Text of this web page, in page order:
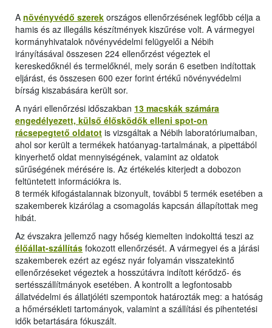
A növényvédő szerek országos ellenőrzésének legfőbb célja a
hamis és az illegális készítmények kiszűrése volt. A vármegyei
kormányhivatalok növényvédelmi felügyelői a Nébih
irányításával összesen 224 ellenőrzést végeztek el
kereskedőknél és termelőknél, mely során 6 esetben indítottak
eljárást, és összesen 600 ezer forint értékű növényvédelmi
bírság kiszabására került sor.
A nyári ellenőrzési időszakban 13 macskák számára
engedélyezett, külső élősködők elleni spot-on
rácsepegtető oldatot is vizsgáltak a Nébih laboratóriumaiban,
ahol sor került a termékek hatóanyag-tartalmának, a pipettából
kinyerhető oldat mennyiségének, valamint az oldatok
sűrűségének mérésére is. Az értékelés kiterjedt a dobozon
feltüntetett információkra is.
8 termék kifogástalannak bizonyult, további 5 termék esetében a
szakemberek kizárólag a csomagolás kapcsán állapítottak meg
hibát.
Az évszakra jellemző nagy hőség kiemelten indokolttá teszi az
élőállat-szállítás fokozott ellenőrzését. A vármegyei és a járási
szakemberek ezért az egész nyár folyamán visszatekintő
ellenőrzéseket végeztek a hosszútávra indított kérődző- és
sertésszállítmányok esetében. A kontrollt a legfontosabb
állatvédelmi és állatjóléti szempontok határozták meg: a hatóság
a hőmérsékleti tartományok, valamint a szállítási és pihentetési
idők betartására fókuszált.